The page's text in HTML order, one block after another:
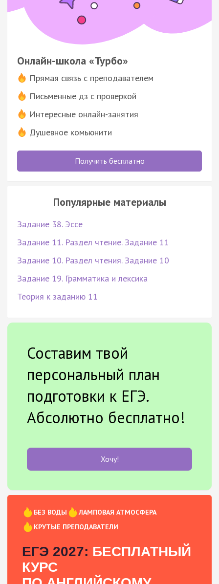
Онлайн-школа «Турбо»
Прямая связь с преподавателем
Письменные дз с проверкой
Интересные онлайн-занятия
Душевное комьюнити
Получить бесплатно
Популярные материалы
Задание 38. Эссе
Задание 11. Раздел чтение. Задание 11
Задание 10. Раздел чтения. Задание 10
Задание 19. Грамматика и лексика
Теория к заданию 11
Составим твой
персональный план
подготовки к ЕГЭ.
Абсолютно бесплатно!
Хочу!
БЕЗ ВОДЫ
ЛАМПОВАЯ АТМОСФЕРА
КРУТЫЕ ПРЕПОДАВАТЕЛИ
ЕГЭ 2027: БЕСПЛАТНЫЙ
КУРС